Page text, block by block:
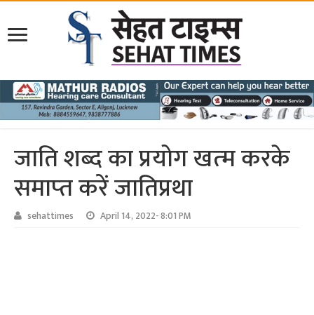
जाति शब्‍द का प्रयोग खत्‍म करके
समाप्‍त करें जातिप्रथा
sehattimes April 14, 2022- 8:01 PM